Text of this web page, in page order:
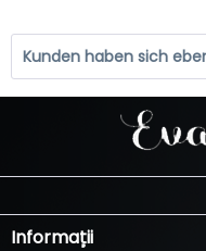
Kunden haben sich
Informații